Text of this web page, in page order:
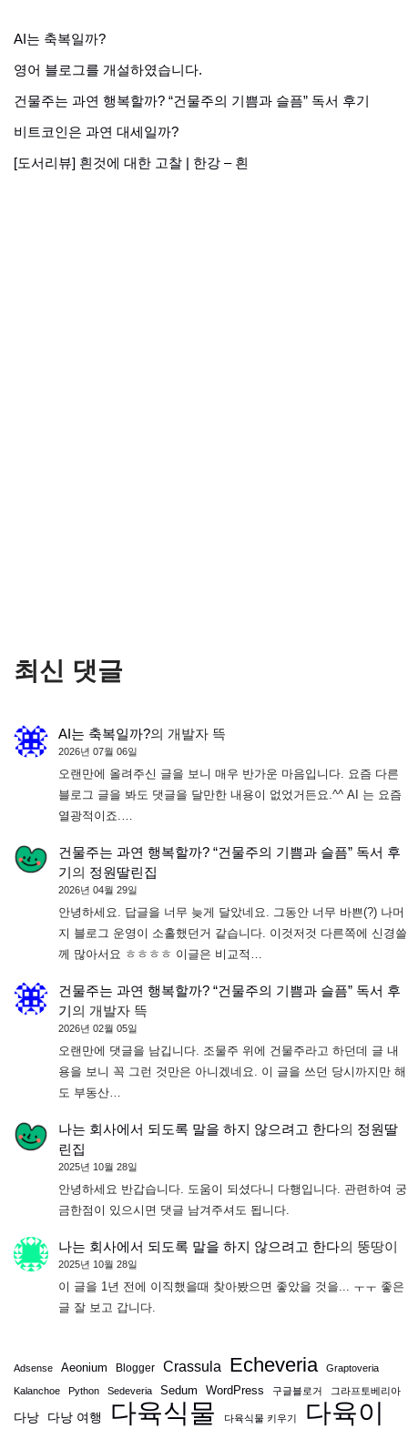
AI는 축복일까?
영어 블로그를 개설하였습니다.
건물주는 과연 행복할까? “건물주의 기쁨과 슬픔” 독서 후기
비트코인은 과연 대세일까?
[도서리뷰] 흰것에 대한 고찰 | 한강 – 흰
최신 댓글
AI는 축복일까?의 개발자 뜩
2026년 07월 06일
오랜만에 올려주신 글을 보니 매우 반가운 마음입니다. 요즘 다른
블로그 글을 봐도 댓글을 달만한 내용이 없었거든요.^^ AI 는 요즘
열광적이죠.…
건물주는 과연 행복할까? “건물주의 기쁨과 슬픔” 독서 후
기의 정원딸린집
2026년 04월 29일
안녕하세요. 답글을 너무 늦게 달았네요. 그동안 너무 바쁜(?) 나머
지 블로그 운영이 소홀했던거 같습니다. 이것저것 다른쪽에 신경쓸
께 많아서요 ㅎㅎㅎㅎ 이글은 비교적…
건물주는 과연 행복할까? “건물주의 기쁨과 슬픔” 독서 후
기의 개발자 뜩
2026년 02월 05일
오랜만에 댓글을 남깁니다. 조물주 위에 건물주라고 하던데 글 내
용을 보니 꼭 그런 것만은 아니겠네요. 이 글을 쓰던 당시까지만 해
도 부동산…
나는 회사에서 되도록 말을 하지 않으려고 한다의 정원딸
린집
2025년 10월 28일
안녕하세요 반갑습니다. 도움이 되셨다니 다행입니다. 관련하여 궁
금한점이 있으시면 댓글 남겨주셔도 됩니다.
나는 회사에서 되도록 말을 하지 않으려고 한다의 뚱땅이
2025년 10월 28일
이 글을 1년 전에 이직했을때 찾아봤으면 좋았을 것을... ㅜㅜ 좋은
글 잘 보고 갑니다.
Adsense Aeonium Blogger Crassula Echeveria Graptoveria
Kalanchoe Python Sedeveria Sedum WordPress 구글블로거 그라프토베리아
다낭 다낭 여행 다육식물 다육식물 키우기 다육이